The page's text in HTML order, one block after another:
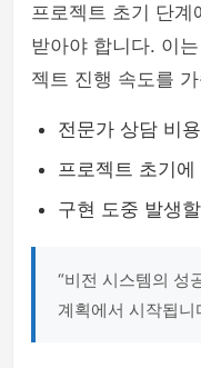
프로젝트 초기 단계
받아야 합니다. 이
젝트 진행 속도를
전문가 상담 비
프로젝트 초기
구현 도중 발생
“비전 시스템의 성
계획에서 시작됩니